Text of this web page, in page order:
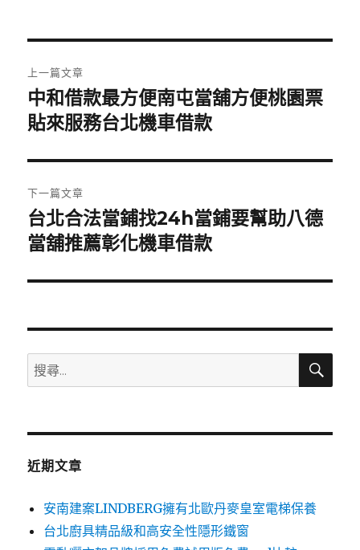
章
導
覽
上一篇文章
上
一
文
章:
中和借款最方便南屯當舖方便桃園票
貼來服務台北機車借款
下一篇文章
下
一
文
台北合法當鋪找24h當鋪要幫助八德
當舖推薦彰化機車借款
搜
尋
鍵
搜
近期文章
安南建案LINDBERG擁有北歐丹麥皇室電梯保養
台北廚具精品級和高安全性隱形鐵窗